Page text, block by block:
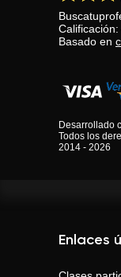
Calificación:
Basado en
Desarrollado
Todos los
2014 - 2026
Enlaces